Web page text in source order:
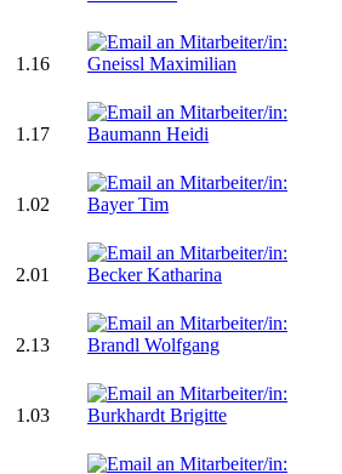
1.16
1.17
1.02
2.01
2.13
1.03